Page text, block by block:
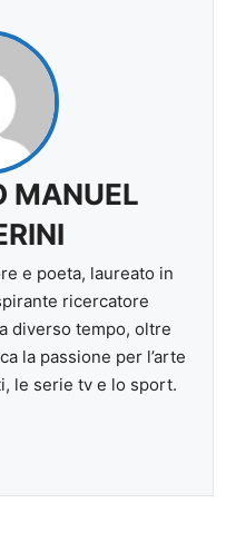
MANUEL
e poeta, laureato in
ricercatore
diverso tempo, oltre
la passione per l’arte
le serie tv e lo sport.